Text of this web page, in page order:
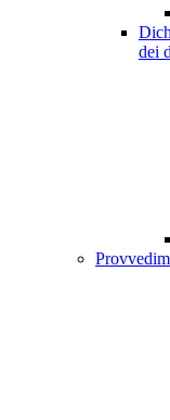
dei